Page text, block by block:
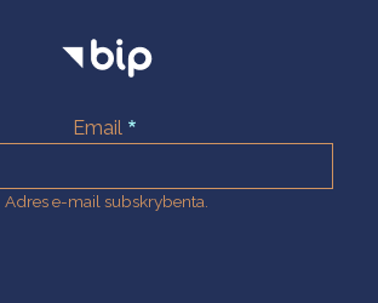
Email
Adres e-mail subskrybenta.